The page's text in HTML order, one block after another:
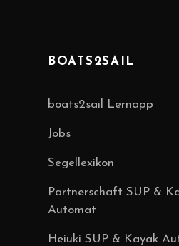
BOATS2SAIL
boats2sail Lernapp
Jobs
Segellexikon
Partnerschaft SUP &
Automat
Heiuki SUP & Kayak